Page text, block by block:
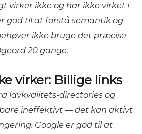
virker ikke og har ikke virket i
god til at forstå semantik og
ikke bruge det præcise
20 gange.
virker: Billige links
lavkvalitets-directories og
ineffektivt — det kan aktivt
Google er god til at